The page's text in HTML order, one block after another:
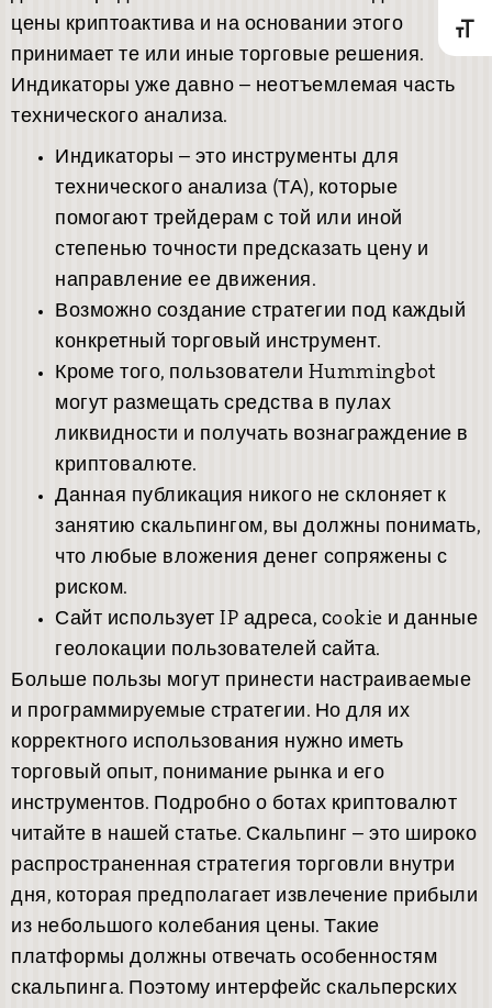
цены криптоактива и на основании этого
принимает те или иные торговые решения.
Индикаторы уже давно – неотъемлемая часть
технического анализа.
Индикаторы – это инструменты для
технического анализа (ТА), которые
помогают трейдерам с той или иной
степенью точности предсказать цену и
направление ее движения.
Возможно создание стратегии под каждый
конкретный торговый инструмент.
Кроме того, пользователи Hummingbot
могут размещать средства в пулах
ликвидности и получать вознаграждение в
криптовалюте.
Данная публикация никого не склоняет к
занятию скальпингом, вы должны понимать,
что любые вложения денег сопряжены с
риском.
Сайт использует IP адреса, сookie и данные
геолокации пользователей сайта.
Больше пользы могут принести настраиваемые
и программируемые стратегии. Но для их
корректного использования нужно иметь
торговый опыт, понимание рынка и его
инструментов. Подробно о ботах криптовалют
читайте в нашей статье. Скальпинг – это широко
распространенная стратегия торговли внутри
дня, которая предполагает извлечение прибыли
из небольшого колебания цены. Такие
платформы должны отвечать особенностям
скальпинга. Поэтому интерфейс скальперских